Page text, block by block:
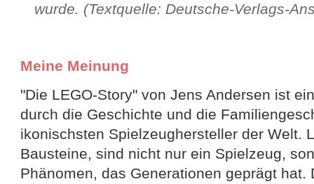
wurde. (Textquelle: Deutsche-Verlags-
Meine Meinung
"Die LEGO-Story" von Jens Andersen ist
durch die Geschichte und die
ikonischsten Spielzeughersteller der Welt.
Bausteine, sind nicht nur ein Spielzeug,
Phänomen, das Generationen geprägt hat.